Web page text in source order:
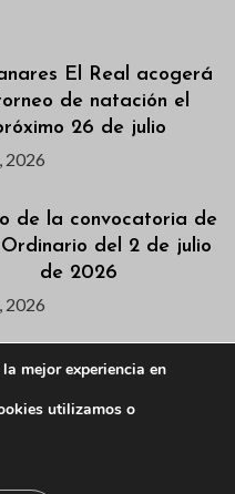
El Real acogerá
de natación el
26 de julio
2026
de la convocatoria de
Ordinario del 2 de julio
de 2026
2026
de Deportes
el Torneo 3×3
mejor experiencia en
utilizamos o